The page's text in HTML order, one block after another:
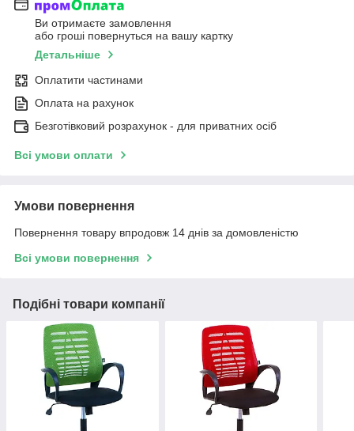
Ви отримаєте замовлення
або гроші повернуться на вашу картку
Детальніше
Оплатити частинами
Оплата на рахунок
Безготівковий розрахунок - для приватних осіб
Всі умови оплати
Умови повернення
Повернення товару впродовж 14 днів за домовленістю
Всі умови повернення
Подібні товари компанії